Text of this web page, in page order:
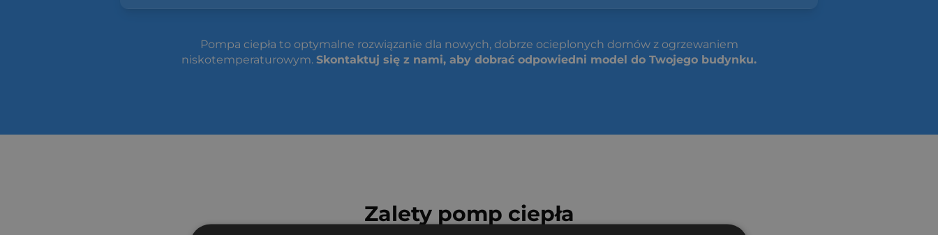
Pompa ciepła to optymalne rozwiązanie dla nowych, dobrze ocieplonych domów z ogrzewaniem
niskotemperaturowym. Skontaktuj się z nami, aby dobrać odpowiedni model do Twojego budynku.
Zalety pomp ciepła